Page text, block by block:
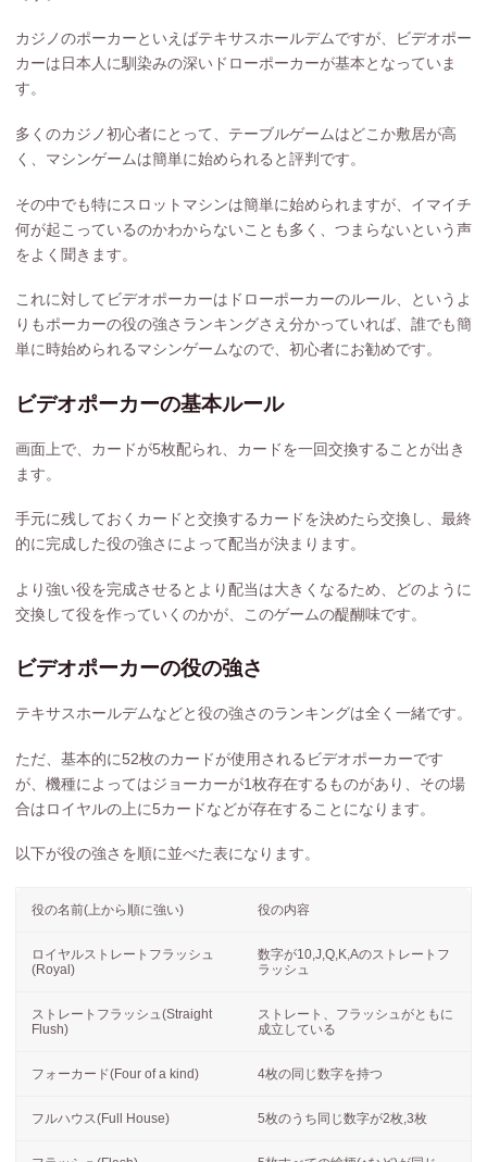
カジノのポーカーといえばテキサスホールデムですが、ビデオポー
カーは日本人に馴染みの深いドローポーカーが基本となっていま
す。
多くのカジノ初心者にとって、テーブルゲームはどこか敷居が高
く、マシンゲームは簡単に始められると評判です。
その中でも特にスロットマシンは簡単に始められますが、イマイチ
何が起こっているのかわからないことも多く、つまらないという声
をよく聞きます。
これに対してビデオポーカーはドローポーカーのルール、というよ
りもポーカーの役の強さランキングさえ分かっていれば、誰でも簡
単に時始められるマシンゲームなので、初心者にお勧めです。
ビデオポーカーの基本ルール
画面上で、カードが5枚配られ、カードを一回交換することが出き
ます。
手元に残しておくカードと交換するカードを決めたら交換し、最終
的に完成した役の強さによって配当が決まります。
より強い役を完成させるとより配当は大きくなるため、どのように
交換して役を作っていくのかが、このゲームの醍醐味です。
ビデオポーカーの役の強さ
テキサスホールデムなどと役の強さのランキングは全く一緒です。
ただ、基本的に52枚のカードが使用されるビデオポーカーです
が、機種によってはジョーカーが1枚存在するものがあり、その場
合はロイヤルの上に5カードなどが存在することになります。
以下が役の強さを順に並べた表になります。
役の名前(上から順に強い) 役の内容
ロイヤルストレートフラッシュ
(Royal)
数字が10,J,Q,K,Aのストレートフ
ラッシュ
ストレートフラッシュ(Straight
Flush)
ストレート、フラッシュがともに
成立している
フォーカード(Four of a kind) 4枚の同じ数字を持つ
フルハウス(Full House) 5枚のうち同じ数字が2枚,3枚